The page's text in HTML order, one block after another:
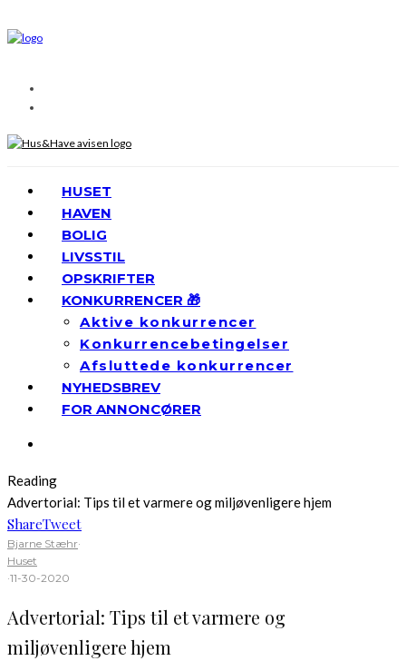
HUSET
HAVEN
BOLIG
LIVSSTIL
OPSKRIFTER
KONKURRENCER 🎁
Aktive konkurrencer
Konkurrencebetingelser
Afsluttede konkurrencer
NYHEDSBREV
FOR ANNONCØRER
Reading
Advertorial: Tips til et varmere og miljøvenligere hjem
ShareTweet
Bjarne Stæhr·
Huset
·11-30-2020
Advertorial: Tips til et varmere og
miljøvenligere hjem